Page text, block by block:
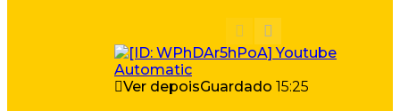
Ver depoisGuardado 15:25